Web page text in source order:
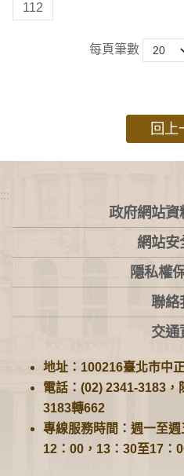
112
每頁筆數
回上
:::
政府網站資
網站安
隱私權
聯絡
交通
地址：100216臺北市中
電話：(02) 2341-3183
3183轉662
專線服務時間：週一至
12：00，13：30至17：